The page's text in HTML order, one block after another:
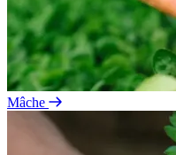
Mâche